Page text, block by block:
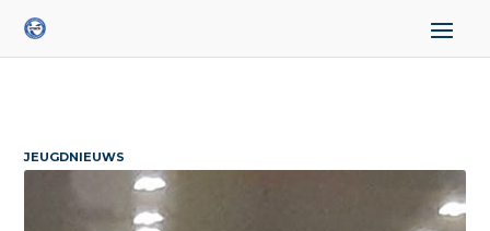
JEUGDNIEUWS